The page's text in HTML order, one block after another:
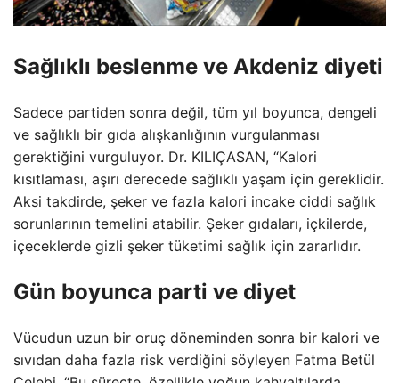
Sağlıklı beslenme ve Akdeniz diyeti
Sadece partiden sonra değil, tüm yıl boyunca, dengeli
ve sağlıklı bir gıda alışkanlığının vurgulanması
gerektiğini vurguluyor. Dr. KILIÇASAN, “Kalori
kısıtlaması, aşırı derecede sağlıklı yaşam için gereklidir.
Aksi takdirde, şeker ve fazla kalori incake ciddi sağlık
sorunlarının temelini atabilir. Şeker gıdaları, içkilerde,
içeceklerde gizli şeker tüketimi sağlık için zararlıdır.
Gün boyunca parti ve diyet
Vücudun uzun bir oruç döneminden sonra bir kalori ve
sıvıdan daha fazla risk verdiğini söyleyen Fatma Betül